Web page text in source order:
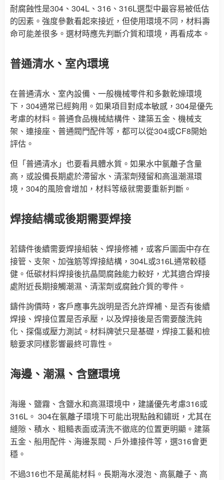
耐腐蝕性是304、304L、316、316L選型中最容易被低估
的因素。強度參數看起來接近，但使用環境不同，材料壽
命可能差很多。選材時應先判斷介質和環境，再看成本。
普通清水、室內環境
在普通清水、室內設備、一般機械零件和多數乾燥環境
下，304通常已經夠用。如果項目對成本敏感，304是優先
考慮的材料。普通食品機械結構件、建築五金、機械支
架、連接座、普通閥門配件等，都可以從304或CF8開始
評估。
但「普通清水」也要看具體水質。如果水中氯離子含量
高，或設備長期處於滯留水、清潔劑殘留和高溫潮濕環
境，304的風險會增加，材料等級就需要重新判斷。
焊接結構或後期需要焊接
若鑄件後續需要焊接組裝、焊接修補，或客戶圖面中存在
接管、支架、加強筋等焊接結構，304L或316L通常較穩
健。低碳材料焊接後抗晶間腐蝕能力較好，尤其適合焊接
處附近長期接觸潮濕、清潔劑或腐蝕介質的零件。
鑄件詢價時，客戶應事先說明是否允許焊補、是否有後續
焊接、焊接位置是否承壓，以及焊接後是否需要酸洗鈍
化、探傷或壓力測試。材料牌號只是基礎，焊接工藝和檢
驗要求同樣影響最終可靠性。
海邊、潮濕、含鹽環境
海邊、鹽霧、含鹽水和高濕環境中，建議優先考慮316或
316L。 304在氯離子環境下可能出現點蝕和鏽斑，尤其在
縫隙、積水、粗糙表面或清洗不徹底的位置更明顯。建築
五金、船用配件、海邊泵閥、戶外連接件等，選316會更
穩。
不過316也不是萬能材料。長期海水浸泡、高氯離子、高